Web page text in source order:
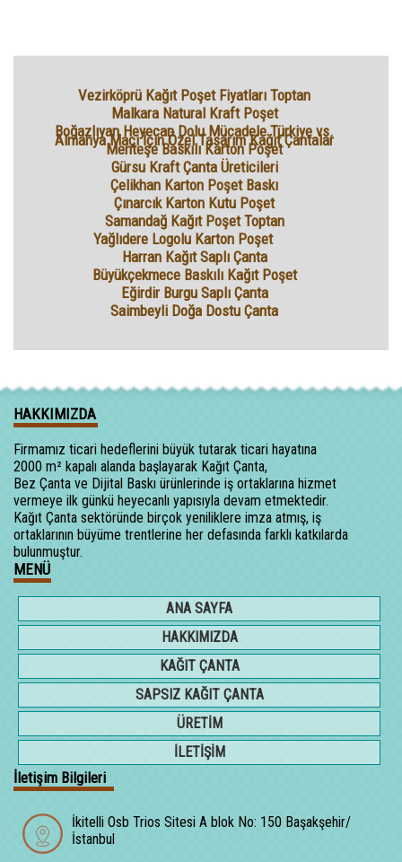
Vezirköprü Kağıt Poşet Fiyatları Toptan
Malkara Natural Kraft Poşet
Boğazlıyan Heyecan Dolu Mücadele Türkiye vs.
Almanya Maçı İçin Özel Tasarım Kağıt Çantalar
Menteşe Baskılı Karton Poşet
Gürsu Kraft Çanta Üreticileri
Çelikhan Karton Poşet Baskı
Çınarcık Karton Kutu Poşet
Samandağ Kağıt Poşet Toptan
Yağlıdere Logolu Karton Poşet
Harran Kağıt Saplı Çanta
Büyükçekmece Baskılı Kağıt Poşet
Eğirdir Burgu Saplı Çanta
Saimbeyli Doğa Dostu Çanta
HAKKIMIZDA
Firmamız ticari hedeflerini büyük tutarak ticari hayatına
2000 m² kapalı alanda başlayarak Kağıt Çanta,
Bez Çanta ve Dijital Baskı ürünlerinde iş ortaklarına hizmet
vermeye ilk günkü heyecanlı yapısıyla devam etmektedir.
Kağıt Çanta sektöründe birçok yeniliklere imza atmış, iş
ortaklarının büyüme trentlerine her defasında farklı katkılarda
bulunmuştur.
MENÜ
ANA SAYFA
HAKKIMIZDA
KAĞIT ÇANTA
SAPSIZ KAĞIT ÇANTA
ÜRETİM
İLETİŞİM
İletişim Bilgileri
İkitelli Osb Trios Sitesi A blok No: 150 Başakşehir/
İstanbul